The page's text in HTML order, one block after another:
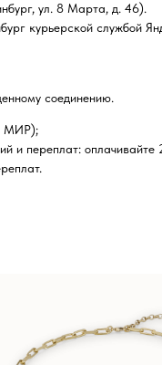
ул. 8 Марта, д. 46).
курьерской службой
соединению.
МИР);
переплат: оплачивайте